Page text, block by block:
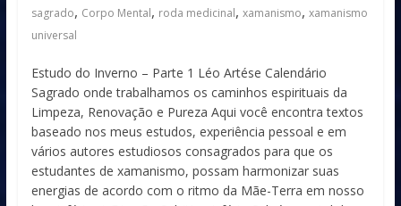
sagrado, Corpo Mental, roda medicinal, xamanismo, xamanismo
universal
Estudo do Inverno – Parte 1 Léo Artése Calendário
Sagrado onde trabalhamos os caminhos espirituais da
Limpeza, Renovação e Pureza Aqui você encontra textos
baseado nos meus estudos, experiência pessoal e em
vários autores estudiosos consagrados para que os
estudantes de xamanismo, possam harmonizar suas
energias de acordo com o ritmo da Mãe-Terra em nosso